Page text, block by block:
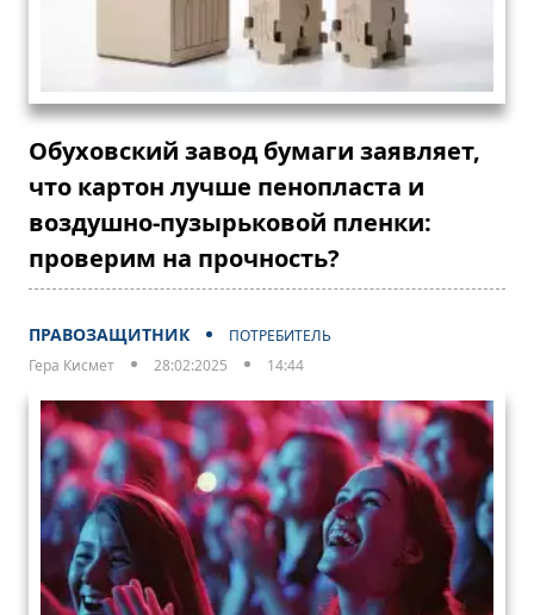
Обуховский завод бумаги заявляет,
что картон лучше пенопласта и
воздушно-пузырьковой пленки:
проверим на прочность?
ПРАВОЗАЩИТНИК
ПОТРЕБИТЕЛЬ
Гера Кисмет
28:02:2025 14:44